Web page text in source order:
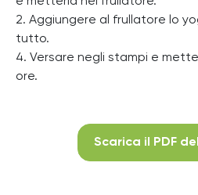
2. Aggiungere al frullatore lo
tutto.
4. Versare negli stampi e
ore.
Scarica il PDF